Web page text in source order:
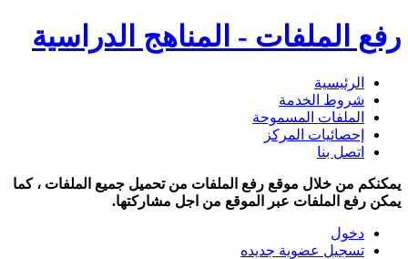
رفع الملفات - المناهج الدراسية
الرئيسية
شروط الخدمة
الملفات المسموحة
إحصائيات المركز
اتصل بنا
يمكنكم من خلال موقع رفع الملفات من تحميل جميع الملفات ، كما
يمكن رفع الملفات عبر الموقع من اجل مشاركتها.
دخول
تسجيل عضوية جديده